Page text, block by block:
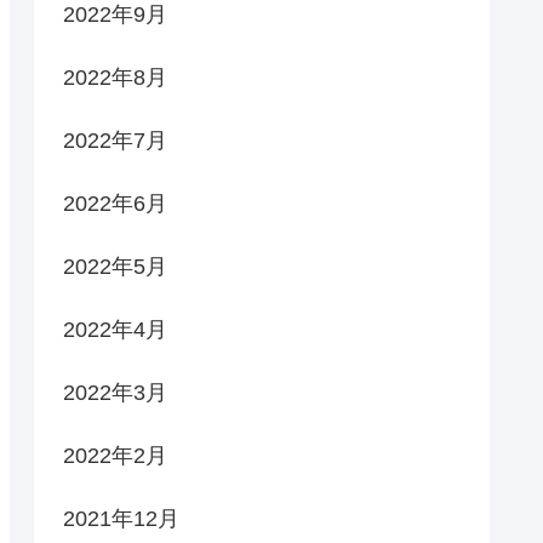
2022年9月
2022年8月
2022年7月
2022年6月
2022年5月
2022年4月
2022年3月
2022年2月
2021年12月